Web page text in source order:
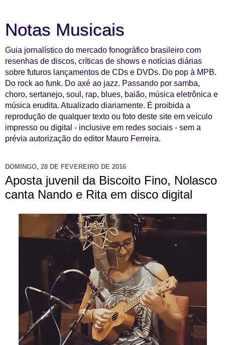
Notas Musicais
Guia jornalístico do mercado fonográfico brasileiro com
resenhas de discos, críticas de shows e notícias diárias
sobre futuros lançamentos de CDs e DVDs. Do pop à MPB.
Do rock ao funk. Do axé ao jazz. Passando por samba,
choro, sertanejo, soul, rap, blues, baião, música eletrônica e
música erudita. Atualizado diariamente. É proibida a
reprodução de qualquer texto ou foto deste site em veículo
impresso ou digital - inclusive em redes sociais - sem a
prévia autorização do editor Mauro Ferreira.
DOMINGO, 28 DE FEVEREIRO DE 2016
Aposta juvenil da Biscoito Fino, Nolasco
canta Nando e Rita em disco digital